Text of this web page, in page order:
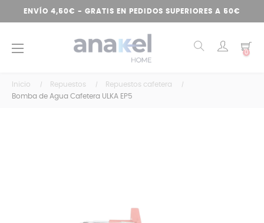
ENVÍO 4,50€ - GRATIS EN PEDIDOS SUPERIORES A 50€
Navegación
☰ 0
Inicio Repuestos
Repuestos cafetera
Bomba de Agua Cafetera ULKA EP5